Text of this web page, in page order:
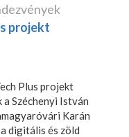
projekt
Plus projekt
Széchenyi István
Karán
digitális és zöld